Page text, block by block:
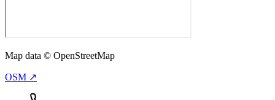
Map data © OpenStreetMap
OSM ↗